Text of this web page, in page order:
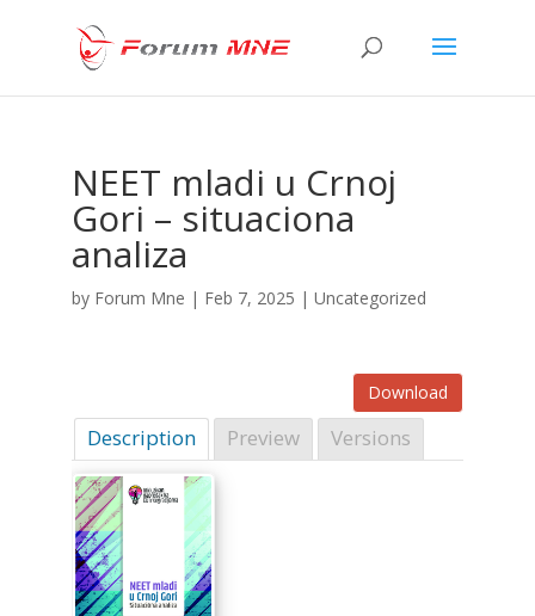
NEET mladi u Crnoj
Gori – situaciona
analiza
by Forum Mne | Feb 7, 2025 | Uncategorized
Download
Description Preview Versions